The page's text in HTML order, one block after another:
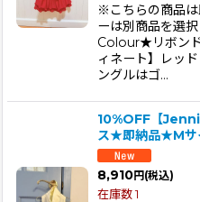
※こちらの商品
ーは別商品を選
Colour★リボン
ィネート】レッ
ングルはゴ…
10%OFF【
ス★即納品★Mサ
8,910円(税込)
在庫数 1